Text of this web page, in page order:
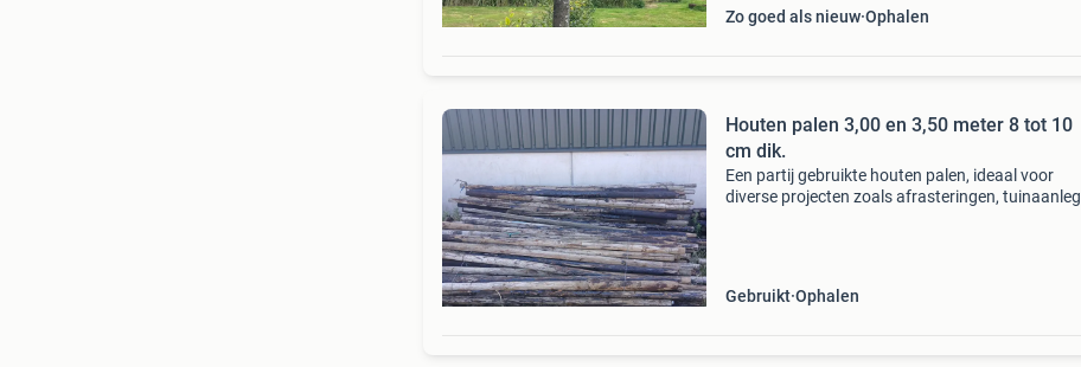
Zo goed als nieuw Ophalen
Houten palen 3,00 en 3,50 meter 8 tot 10
cm dik.
Een partij gebruikte houten palen, ideaal voor
diverse projecten zoals afrasteringen, tuinaanleg
Gebruikt Ophalen